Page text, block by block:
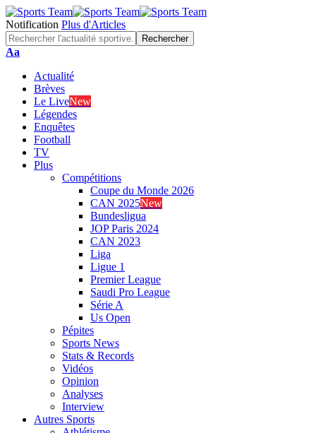
Notification Plus d'Articles
Font
Aa
Actualité
Brèves
Le LiveNew
Légendes
Enquêtes
Football
TV
Plus
Compétitions
Coupe du Monde 2026
CAN 2025New
Bundesligua
JOP Paris 2024
CAN 2023
Liga
Ligue 1
Premier League
Saudi Pro League
Série A
Us Open
Pépites
Sports News
Stats & Records
Vidéos
Opinion
Analyses
Interview
Autres Sports